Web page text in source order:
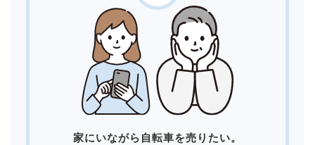
家にいながら自転車を売りたい。